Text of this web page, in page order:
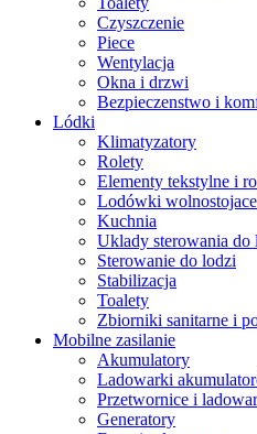
Czyszczenie
Piece
Wentylacja
Okna i drzwi
Bezpieczenstwo i
Lódki
Klimatyzatory
Rolety
Elementy tekstylne i
Lodówki
Kuchnia
Uklady sterowania do
Sterowanie do lodzi
Stabilizacja
Toalety
Zbiorniki sanitarne i
Mobilne zasilanie
Akumulatory
Ladowarki
Przetwornice i
Generatory